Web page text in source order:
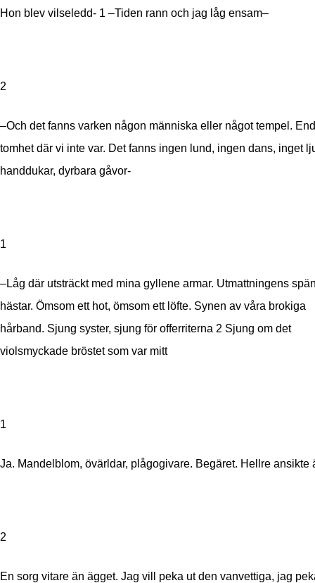
Hon blev vilseledd- 1 –Tiden rann och jag låg ensam–
2
–Och det fanns varken någon människa eller något tempel.
tomhet där vi inte var. Det fanns ingen lund, ingen dans, inget
handdukar, dyrbara gåvor-
1
–Låg där utsträckt med mina gyllene armar. Utmattningens
hästar. Ömsom ett hot, ömsom ett löfte. Synen av våra brokiga
hårband. Sjung syster, sjung för offerriterna 2 Sjung om det
violsmyckade bröstet som var mitt
1
Ja. Mandelblom, övärldar, plågogivare. Begäret. Hellre ansikte
2
En sorg vitare än ägget. Jag vill peka ut den vanvettiga, jag